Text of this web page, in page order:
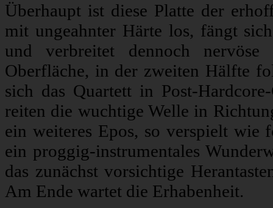
Überhaupt ist diese Platte der
mit ungeahnter Härte los, fängt
und verbreitet dennoch
Oberfläche, in der zweiten Hälfte
sich das Quartett in Post-
reiten die wuchtige Welle in
ein weiteres Epos, so verspielt
ein proggig-instrumentales
das zunächst vorsichtige
Am Ende wartet die Erhabenheit.